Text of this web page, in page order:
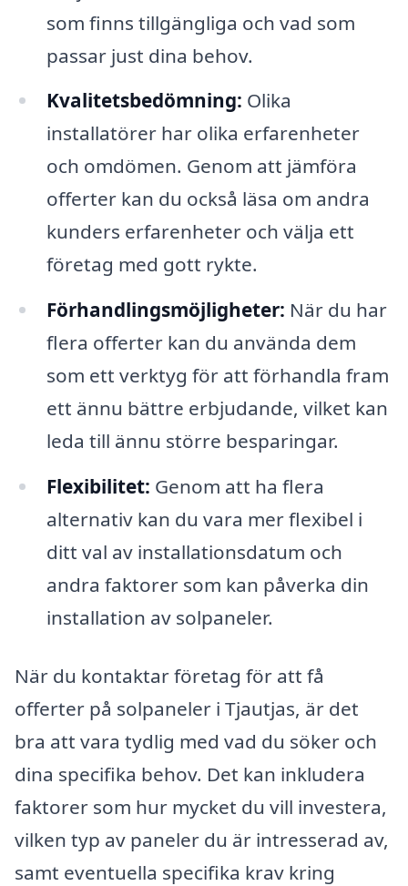
som finns tillgängliga och vad som
passar just dina behov.
Kvalitetsbedömning: Olika
installatörer har olika erfarenheter
och omdömen. Genom att jämföra
offerter kan du också läsa om andra
kunders erfarenheter och välja ett
företag med gott rykte.
Förhandlingsmöjligheter: När du har
flera offerter kan du använda dem
som ett verktyg för att förhandla fram
ett ännu bättre erbjudande, vilket kan
leda till ännu större besparingar.
Flexibilitet: Genom att ha flera
alternativ kan du vara mer flexibel i
ditt val av installationsdatum och
andra faktorer som kan påverka din
installation av solpaneler.
När du kontaktar företag för att få
offerter på solpaneler i Tjautjas, är det
bra att vara tydlig med vad du söker och
dina specifika behov. Det kan inkludera
faktorer som hur mycket du vill investera,
vilken typ av paneler du är intresserad av,
samt eventuella specifika krav kring